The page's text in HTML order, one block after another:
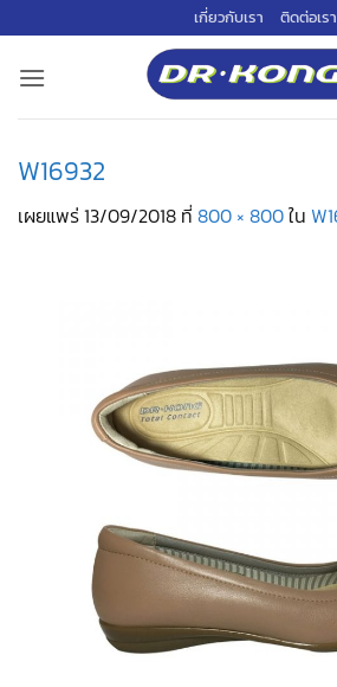
ไป
เกี่ยวกับเรา ติดต่อเรา
W16932
เผยแพร่13/09/2018 ที่ 800 × 800ใน